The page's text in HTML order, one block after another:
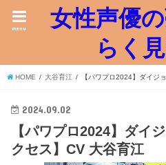
女性声優
らく
menu
HOME 大谷育江 【パワプロ2024】ダイジ
2024.09.02
【パワプロ2024】ダイ
クセス】CV 大谷育江